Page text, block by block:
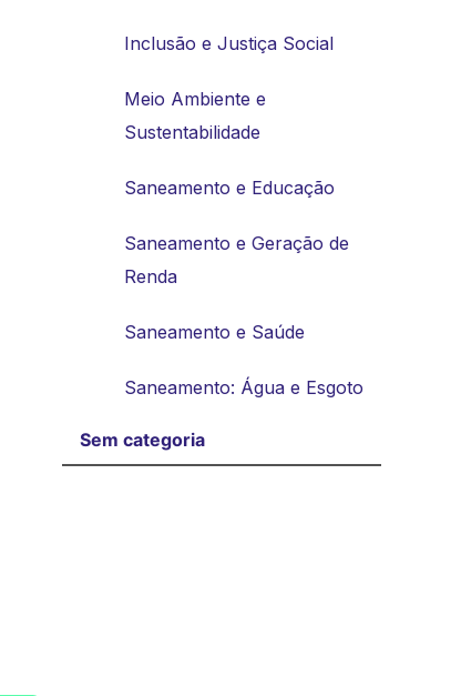
Inclusão e Justiça Social
Meio Ambiente e
Sustentabilidade
Saneamento e Educação
Saneamento e Geração de
Renda
Saneamento e Saúde
Saneamento: Água e Esgoto
Sem categoria